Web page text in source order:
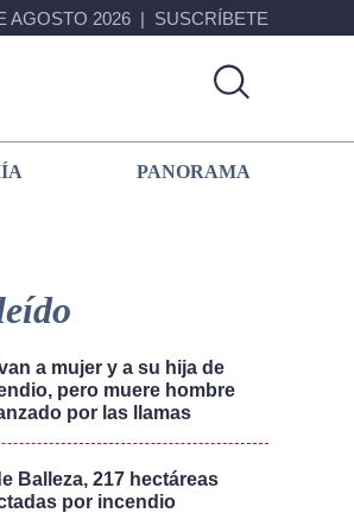
AGOSTO 2026 SUSCRÍBETE
PANORAMA
a mujer y a su hija de
pero muere hombre
por las llamas
Balleza, 217 hectáreas
por incendio